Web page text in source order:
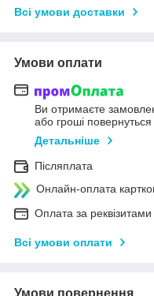
Всі умови доставки
Умови оплати
Ви отримаєте
або гроші
Детальніше
Післяплата
Онлайн-оплата
Оплата за реквізитами
Всі умови оплати
Умови повернення